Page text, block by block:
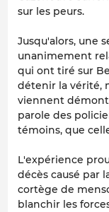
sur les peurs.
Jusqu'alors, une
unanimement
qui ont tiré sur
détenir la vérité,
viennent
parole des
témoins, que
L'expérience
décès causé par
cortège de
blanchir les